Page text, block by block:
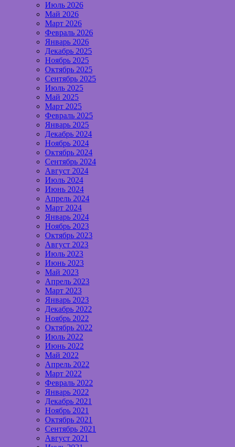
Июль 2026
Май 2026
Март 2026
Февраль 2026
Январь 2026
Декабрь 2025
Ноябрь 2025
Октябрь 2025
Сентябрь 2025
Июль 2025
Май 2025
Март 2025
Февраль 2025
Январь 2025
Декабрь 2024
Ноябрь 2024
Октябрь 2024
Сентябрь 2024
Август 2024
Июль 2024
Июнь 2024
Апрель 2024
Март 2024
Январь 2024
Ноябрь 2023
Октябрь 2023
Август 2023
Июль 2023
Июнь 2023
Май 2023
Апрель 2023
Март 2023
Январь 2023
Декабрь 2022
Ноябрь 2022
Октябрь 2022
Июль 2022
Июнь 2022
Май 2022
Апрель 2022
Март 2022
Февраль 2022
Январь 2022
Декабрь 2021
Ноябрь 2021
Октябрь 2021
Сентябрь 2021
Август 2021